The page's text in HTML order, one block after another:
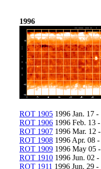
1996
ROT 1905 1996 Jan. 17 -
ROT 1906 1996 Feb. 13 -
ROT 1907 1996 Mar. 12 -
ROT 1908 1996 Apr. 08 -
ROT 1909 1996 May 05 -
ROT 1910 1996 Jun. 02 -
ROT 1911 1996 Jun. 29 -